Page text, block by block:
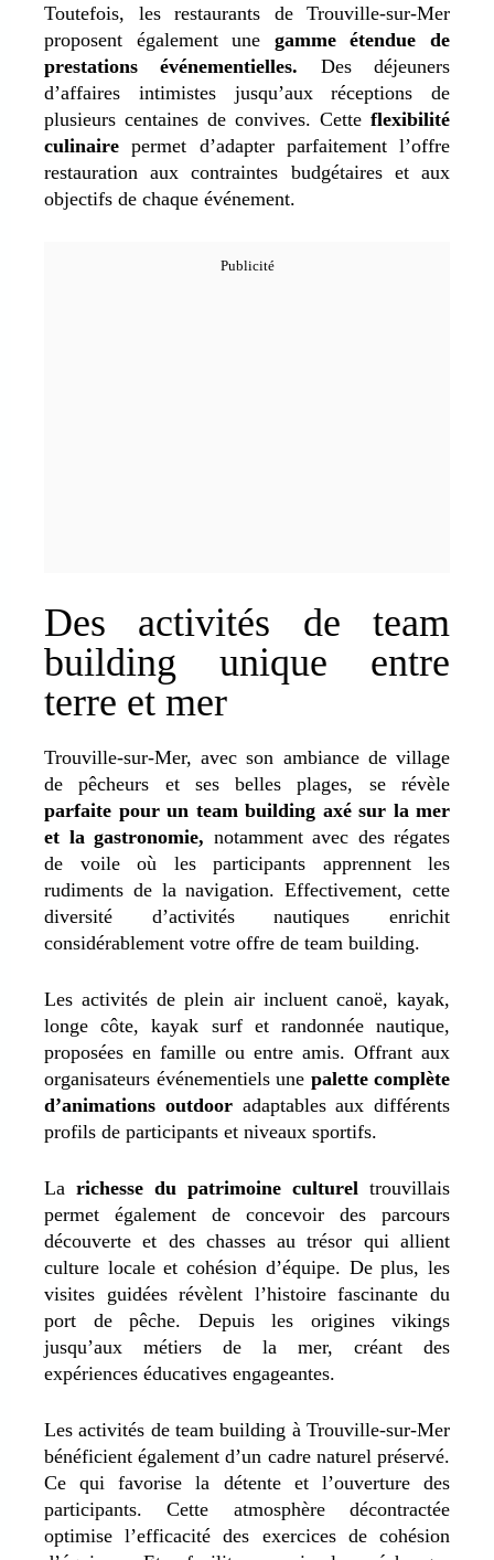
Toutefois, les restaurants de Trouville-sur-Mer
proposent également une gamme étendue de
prestations événementielles. Des déjeuners
d’affaires intimistes jusqu’aux réceptions de
plusieurs centaines de convives. Cette flexibilité
culinaire permet d’adapter parfaitement l’offre
restauration aux contraintes budgétaires et aux
objectifs de chaque événement.
Des activités de team
building unique entre
terre et mer
Trouville-sur-Mer, avec son ambiance de village
de pêcheurs et ses belles plages, se révèle
parfaite pour un team building axé sur la mer
et la gastronomie, notamment avec des régates
de voile où les participants apprennent les
rudiments de la navigation. Effectivement, cette
diversité d’activités nautiques enrichit
considérablement votre offre de team building.
Les activités de plein air incluent canoë, kayak,
longe côte, kayak surf et randonnée nautique,
proposées en famille ou entre amis. Offrant aux
organisateurs événementiels une palette complète
d’animations outdoor adaptables aux différents
profils de participants et niveaux sportifs.
La richesse du patrimoine culturel trouvillais
permet également de concevoir des parcours
découverte et des chasses au trésor qui allient
culture locale et cohésion d’équipe. De plus, les
visites guidées révèlent l’histoire fascinante du
port de pêche. Depuis les origines vikings
jusqu’aux métiers de la mer, créant des
expériences éducatives engageantes.
Les activités de team building à Trouville-sur-Mer
bénéficient également d’un cadre naturel préservé.
Ce qui favorise la détente et l’ouverture des
participants. Cette atmosphère décontractée
optimise l’efficacité des exercices de cohésion